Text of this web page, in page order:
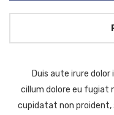
Duis aute irure
cillum dolore eu fugiat
cupidatat non proident,